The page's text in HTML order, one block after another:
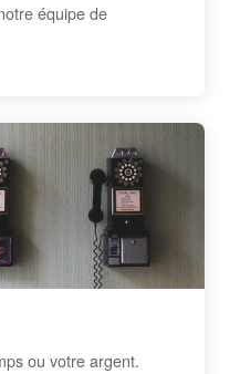
équipe de
ou votre argent.